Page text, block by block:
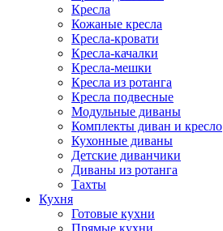
Кресла
Кожаные кресла
Кресла-кровати
Кресла-качалки
Кресла-мешки
Кресла из ротанга
Кресла подвесные
Модульные диваны
Комплекты диван и кресло
Кухонные диваны
Детские диванчики
Диваны из ротанга
Тахты
Кухня
Готовые кухни